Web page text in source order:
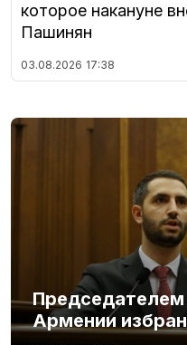
которое накануне
Пашинян
03.08.2026 17:38
Армении